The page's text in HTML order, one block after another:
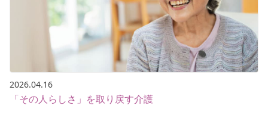
2026.04.16
「その人らしさ」を取り戻す介護